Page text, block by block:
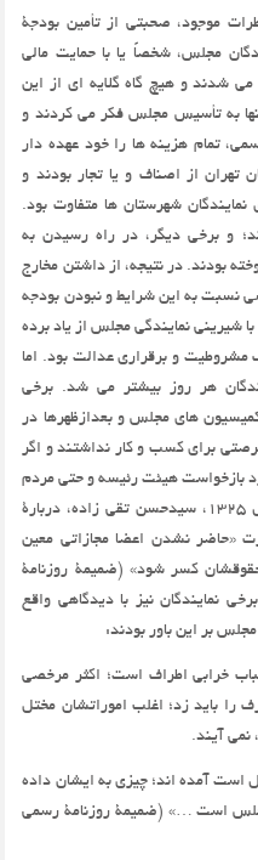
موجود، صحبتی از تأمین بودجۀ
مجلس، شخصاً یا با حمایت مالی
می شدند و هیچ گاه گلایه ای از این
به تأسیس مجلس فکر می کردند و
تمام هزینه ها را خود عهده دار
تهران از اصناف و یا تجار بودند و
شهرستان ها متفاوت بود.
و برخی دیگر، در راه رسیدن به
بودند. در نتیجه، از داشتن مخارج
نسبت به این شرایط و نبودن بودجه
شیرینی نمایندگی مجلس از یاد برده
مشروطیت و برقراری عدالت بود. اما
هر روز بیشتر می شد. برخی
های مجلس و بعدازظهرها در
برای کسب و کار نداشتند و اگر
بازخواست هیئت رئیسه و حتی مردم
قرار می گرفتند. در جلسۀ علنی 14 شوال 1325، سیدحسن تقی زاده، دربارۀ
«حاضر نشدن اعضا مجازاتی معین
کسر شود» (ضمیمۀ روزنامۀ
…، 14 شوال 1325، ص 390). برخی نمایندگان نیز با دیدگاهی واقع
بر این باور بودند:
خرابی اطراف است؛ اکثر مرخصی
را باید زد؛ اغلب اموراتشان مختل
آیند.
آمده اند؛ چیزی به ایشان داده
است …» (ضمیمۀ روزنامۀ رسمی